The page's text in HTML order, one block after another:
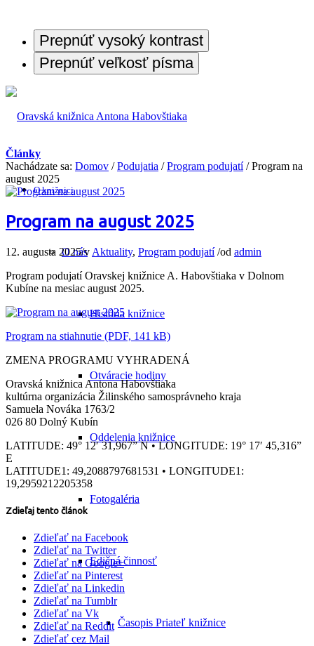
Prepnúť vysoký kontrast
Prepnúť veľkosť písma
O knižnici
O nás
História knižnice
Otváracie hodiny
Oddelenia knižnice
Fotogaléria
Edičná činnosť
Časopis Priateľ knižnice
Články
Nachádzate sa: Domov / Podujatia / Program podujatí / Program na
august 2025
Program na august 2025
12. augusta 2025/v Aktuality, Program podujatí /od admin
Program podujatí Oravskej knižnice A. Habovštiaka v Dolnom
Kubíne na mesiac august 2025.
Program na stiahnutie (PDF, 141 kB)
ZMENA PROGRAMU VYHRADENÁ
Oravská knižnica Antona Habovštiaka
kultúrna organizácia Žilinského samosprávneho kraja
Samuela Nováka 1763/2
026 80 Dolný Kubín
LATITUDE: 49° 12′ 31,967” N • LONGITUDE: 19° 17′ 45,316”
E
LATITUDE1: 49,2088797681531 • LONGITUDE1:
19,2959212205358
Zdieľaj tento článok
Zdieľať na Facebook
Zdieľať na Twitter
Zdieľať na Google+
Zdieľať na Pinterest
Zdieľať na Linkedin
Zdieľať na Tumblr
Zdieľať na Vk
Zdieľať na Reddit
Zdieľať cez Mail